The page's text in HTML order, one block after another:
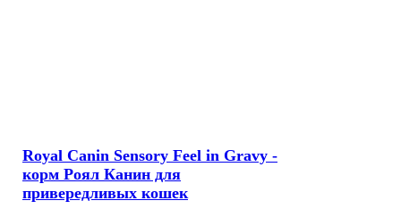
Royal Canin Sensory Feel in Gravy -
корм Роял Канин для
привередливых кошек